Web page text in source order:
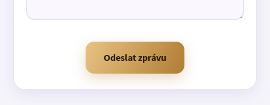
Odeslat zprávu